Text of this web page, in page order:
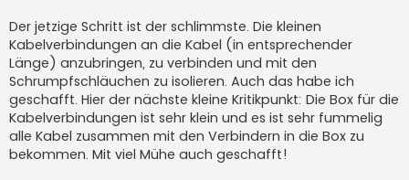
Der jetzige Schritt ist der schlimmste. Die kleinen
Kabelverbindungen an die Kabel (in entsprechender
Länge) anzubringen, zu verbinden und mit den
Schrumpfschläuchen zu isolieren. Auch das habe ich
geschafft. Hier der nächste kleine Kritikpunkt: Die Box für die
Kabelverbindungen ist sehr klein und es ist sehr fummelig
alle Kabel zusammen mit den Verbindern in die Box zu
bekommen. Mit viel Mühe auch geschafft!